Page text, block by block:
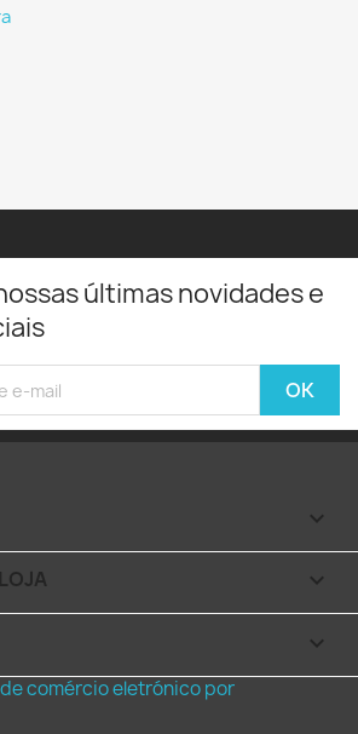
últimas novidades e

keyboard_arrow_down

comércio eletrónico por